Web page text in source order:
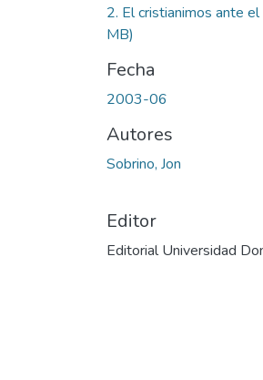
2. El cristianimos ante
MB)
Fecha
2003-06
Autores
Sobrino, Jon
Editor
Editorial Universidad